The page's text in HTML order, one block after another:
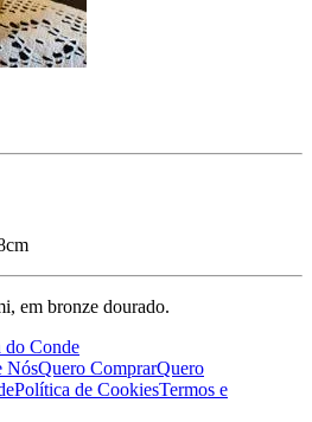
em bronze dourado.
Conde
NósQuero ComprarQuero
Política de CookiesTermos e